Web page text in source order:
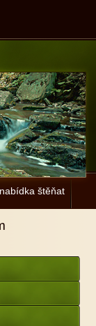
nabídka štěňat